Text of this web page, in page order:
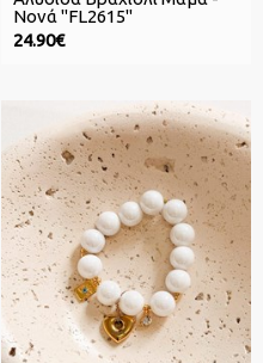
Νονά "FL2615"
24.90€